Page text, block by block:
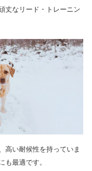
丈なリード・トレーニン
高い耐候性を持っていま
も最適です。